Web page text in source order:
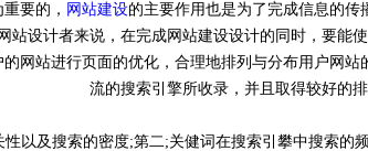
要的， 网站建设的主要作用也是为了完成信息的传
站设计者来说，在完成网站建设设计的同时，要能
网站进行页面的优化，合理地排列与分布用户网
流的搜索引擎所收录，并且取得较好的排
及搜索的密度;第二;关健词在搜索引攀中搜索的频